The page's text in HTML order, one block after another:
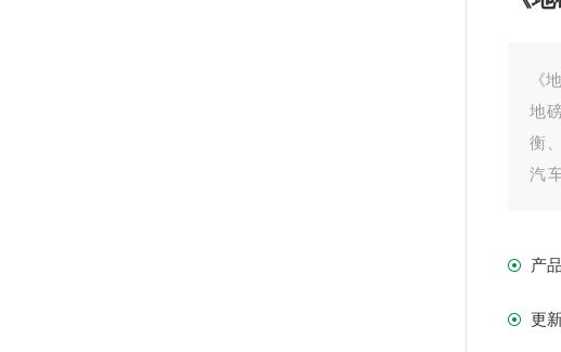
《
地
衡
汽
产
更